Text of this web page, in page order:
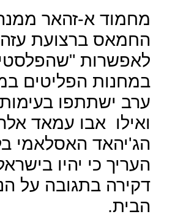
מחמוד א-זהאר
החמאס ברצועת
לאפשרות
במחנות הפליטים
ערב ישתתפו
ואילו אבו עמאד
הג'יהאד האסלאמי
העריך כי יהיו
דקירה בתגובה על
הבית.